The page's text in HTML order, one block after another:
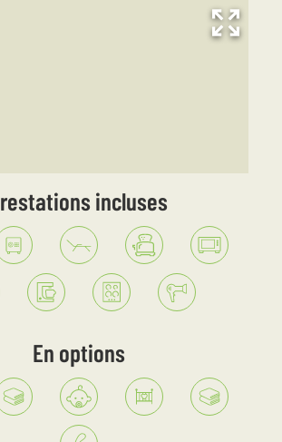
Prestations incluses
En options